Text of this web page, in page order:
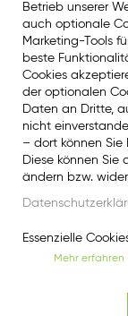
Social
Angebote nur für
Betrieb unserer
auch optionale
Marketing-Tools
beste
Cookies
der optionalen
Daten an Dritte,
nicht
– dort können Sie
Diese können
ändern bzw.
Essenzielle
Mehr erfahren